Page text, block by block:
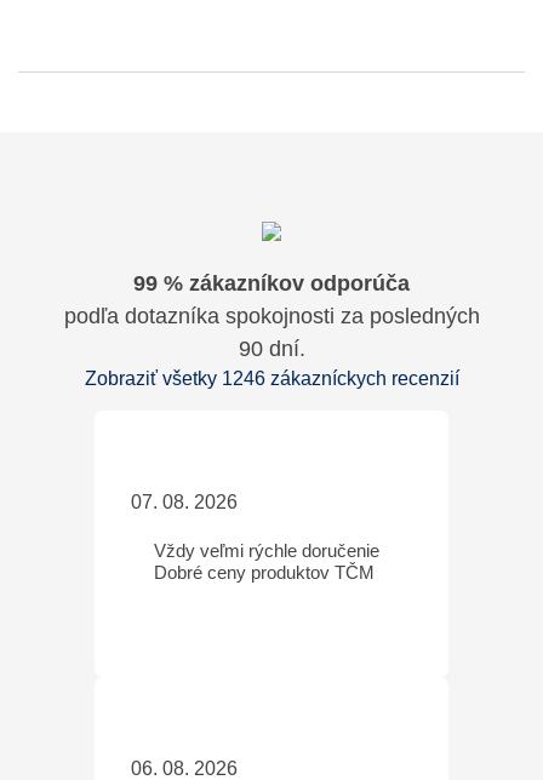
99 % zákazníkov odporúča
podľa dotazníka spokojnosti za posledných
90 dní.
Zobraziť všetky 1246 zákazníckych recenzií
07. 08. 2026
Vždy veľmi rýchle doručenie
Dobré ceny produktov TČM
06. 08. 2026